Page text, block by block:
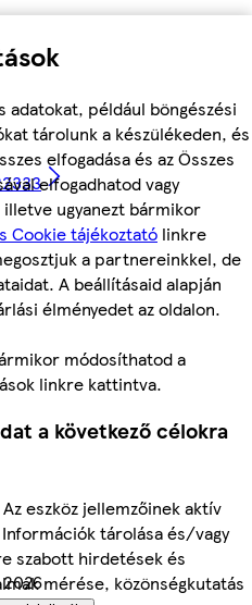
adatokat, például böngészési
tárolunk a készülékeden, és
elfogadása és az Összes
elfogadhatod vagy
ugyanezt bármikor
Cookie tájékoztató linkre
a partnereinkkel, de
A beállításaid alapján
élményedet az oldalon.
módosíthatod a
linkre kattintva.
a következő célokra
eszköz jellemzőinek aktív
tárolása és/vagy
szabott hirdetések és
mérése, közönségkutatás